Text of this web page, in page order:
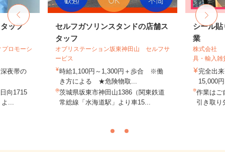
ッフ
ロモーシ
夜帯の
向1715
...
セルフガソリンスタンドの店舗ス
タッフ
オブリステーション坂東神田山 セルフサ
ービス
時給1,100円～1,300円＋歩合 ※働
き方による ★危険物取...
茨城県坂東市神田山1386（関東鉄道
常総線「水海道駅」より車15...
シール
業
株式会社
具・輸入雑
完全出
15,000円
作業は
引き取